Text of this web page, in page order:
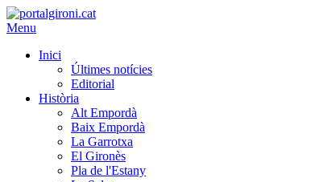
Menu
Inici
Últimes notícies
Editorial
Història
Alt Empordà
Baix Empordà
La Garrotxa
El Gironès
Pla de l'Estany